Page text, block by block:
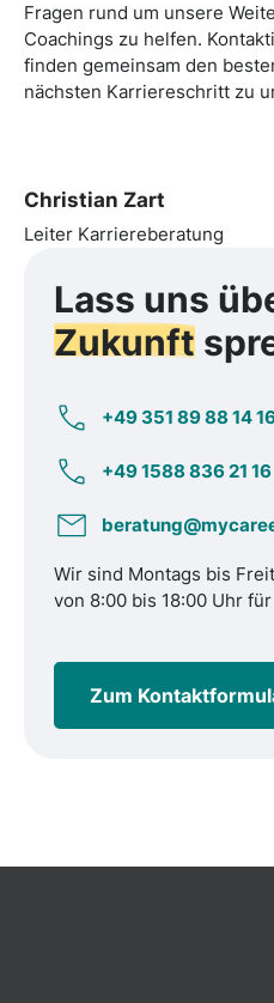
Fragen rund um unsere
Coachings zu helfen.
finden gemeinsam den
nächsten Karriereschritt zu
Christian Zart
Leiter Karriereberatung
Lass uns
Zukunft
+49 351 89 88 14
+49 1588 836 21 16
Wir sind Montags bis
von 8:00 bis 18:00 Uhr
Zum